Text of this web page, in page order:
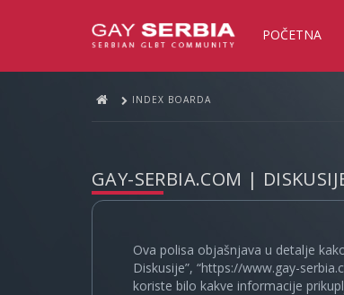
POČETNA
INDEX BOARDA
GAY-SERBIA.COM |
Ova polisa objašnjava u detalje
Diskusije”, “https://www.gay-
koriste bilo kakve informacije